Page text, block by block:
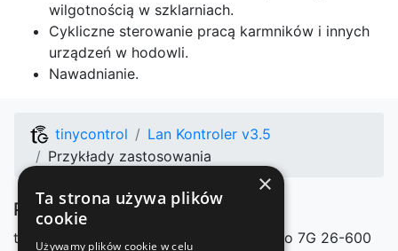
wilgotnością w szklarniach.
Cykliczne sterowanie pracą karmników i innych
urządzeń w hodowli.
Nawadnianie.
tinycontrol
Lan Kontroler v3.5
Przykłady zastosowania
Producent
tinycontrol Marcin Nosek Mazowieckiego 7G 26-600
×
Ta strona używa plików
cookie
Używamy plików cookie w celu